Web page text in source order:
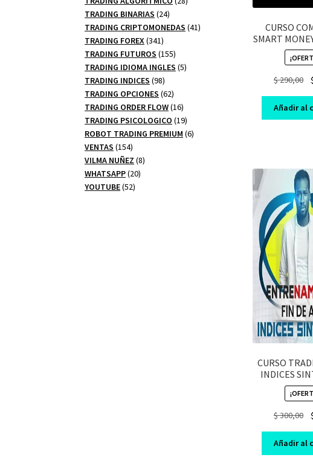
CURSO
SMART
$290,00
$
Añadir al
CURSO
INDICES
$300,00
$
Añadir al
TRADING BINARIAS 2424
productos
TRADING CRIPTOMONEDAS 4141
TRADING FOREX 341341
productos
TRADING FUTUROS 155155
productos
TRADING IDIOMA INGLES 55
TRADING INDICES 9898
productos
TRADING OPCIONES 6262
productos
TRADING ORDER FLOW 1616
productos
TRADING PSICOLOGICO 1919
productos
ROBOT TRADING PREMIUM 66
VENTAS 154154
productos
VILMA NUÑEZ 88
WHATSAPP 2020
YOUTUBE 5252